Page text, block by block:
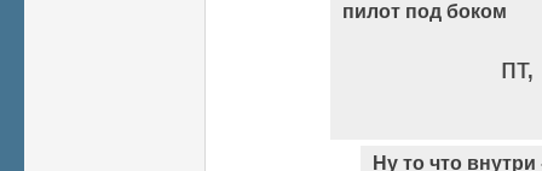
пилот под боком
Ну то что внутри